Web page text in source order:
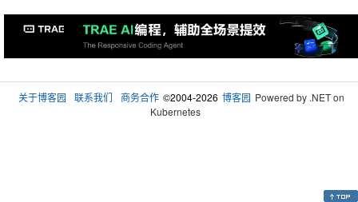
关于博客园 联系我们 商务合作 ©2004-2026 博客园 Powered by .NET on
Kubernetes